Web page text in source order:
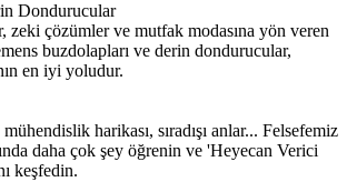
Dondurucular
çözümler ve mutfak modasına yön veren
buzdolapları ve derin dondurucular,
en iyi yoludur.
harikası, sıradışı anlar... Felsefemiz
daha çok şey öğrenin ve 'Heyecan Verici
keşfedin.